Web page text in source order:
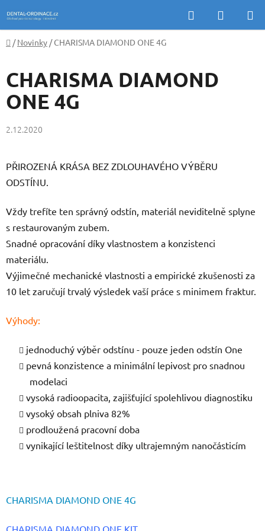
na
obsah
Hledat
KOŠÍK
Domů
/ Novinky / CHARISMA DIAMOND ONE 4G
CHARISMA DIAMOND
ONE 4G
2.12.2020
PŘIROZENÁ KRÁSA BEZ ZDLOUHAVÉHO VÝBĚRU
ODSTÍNU.
Vždy trefíte ten správný odstín, materiál neviditelně splyne
s restaurovaným zubem.
Snadné opracování díky vlastnostem a konzistenci
materiálu.
Výjimečné mechanické vlastnosti a empirické zkušenosti za
10 let zaručují trvalý výsledek vaší práce s minimem fraktur.
Výhody:
jednoduchý výběr odstínu - pouze jeden odstín One
pevná konzistence a minimální lepivost pro snadnou
modelaci
vysoká radioopacita, zajišťující spolehlivou diagnostiku
vysoký obsah plniva 82%
prodloužená pracovní doba
vynikající leštitelnost díky ultrajemným nanočásticím
CHARISMA DIAMOND ONE 4G